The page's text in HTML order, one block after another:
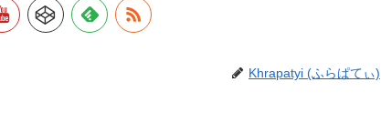
Khrapatyi (ふらぱてぃ)